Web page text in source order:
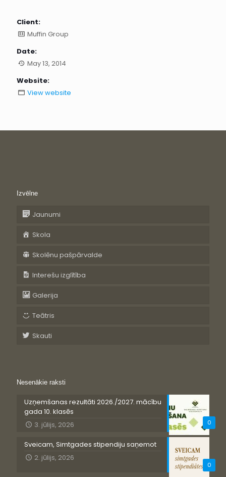
Client:
Muffin Group
Date:
May 13, 2014
Website:
View website
Izvēlne
Jaunumi
Skola
Skolēnu pašpārvalde
Interešu izglītība
Galerija
Teātris
Skauti
Nesenākie raksti
0
Uzņemšanas rezultāti 2026./2027. mācību
gada 10. klasēs
3. jūlijs, 2026
0
Sveicam, Simtgades stipendiju saņemot
2. jūlijs, 2026